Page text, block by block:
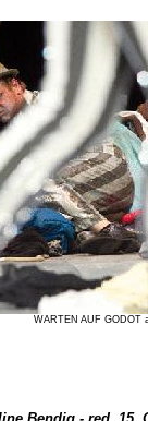
WARTEN AUF GODOT